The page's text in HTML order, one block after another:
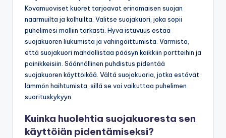
Kovamuoviset kuoret tarjoavat erinomaisen suojan
naarmuilta ja kolhuilta. Valitse suojakuori, joka sopii
puhelimesi malliin tarkasti. Hyvä istuvuus estää
suojakuoren liukumista ja vahingoittumista. Varmista,
että suojakuori mahdollistaa pääsyn kaikkiin portteihin ja
painikkeisiin. Säännöllinen puhdistus pidentää
suojakuoren käyttöikää. Vältä suojakuoria, jotka estävät
lämmön haihtumista, sillä se voi vaikuttaa puhelimen
suorituskykyyn.
Kuinka huolehtia suojakuoresta sen
käyttöiän pidentämiseksi?